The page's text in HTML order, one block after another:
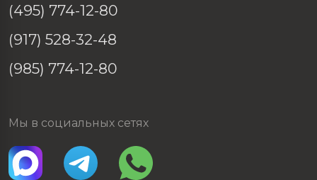
(495) 774-12-80
(917) 528-32-48
(985) 774-12-80
Мы в социальных сетях